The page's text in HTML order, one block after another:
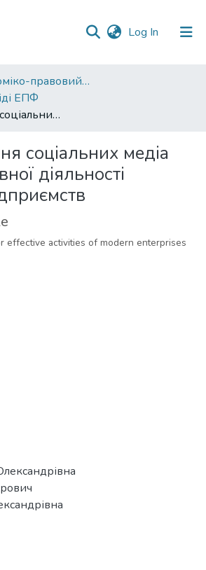
Log In (current)
04. Економіко-правовий факультет
ЕПФ
Використання соціальних медіа для ефективної діяльності сучасних підприємств
соціальних медіа
діяльності
effective activities of modern enterprises